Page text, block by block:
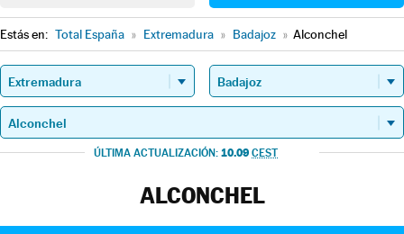
Estás en: Total España » Extremadura » Badajoz » Alconchel
ÚLTIMA ACTUALIZACIÓN: 10.09 CEST
ALCONCHEL